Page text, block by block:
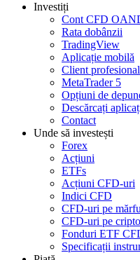
Investiți
Cont CFD
Rata dobânzii
TradingView
Aplicație mobilă
Client profesional
MetaTrader 5
Opțiuni de
Descărcați
Contact
Unde să investești
Forex
Acțiuni
ETFs
Acțiuni CFD-uri
Indici CFD
CFD-uri pe
CFD-uri pe
Fonduri ETF
Specificații